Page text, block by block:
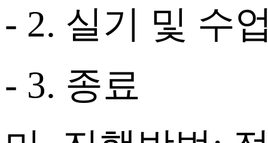
- 2. 실기 및 수
- 3. 종료